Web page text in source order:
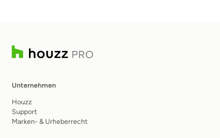
Unternehmen
Houzz
Support
Marken- & Urheberrecht